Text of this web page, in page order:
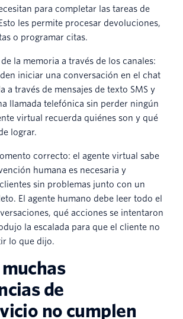
para completar las tareas de
les permite procesar devoluciones,
o programar citas.
la memoria a través de los canales:
iniciar una conversación en el chat
a través de mensajes de texto SMS y
llamada telefónica sin perder ningún
virtual recuerda quiénes son y qué
lograr.
correcto: el agente virtual sabe
humana es necesaria y
sin problemas junto con un
El agente humano debe leer todo el
qué acciones se intentaron
la escalada para que el cliente no
lo que dijo.
de
no cumplen